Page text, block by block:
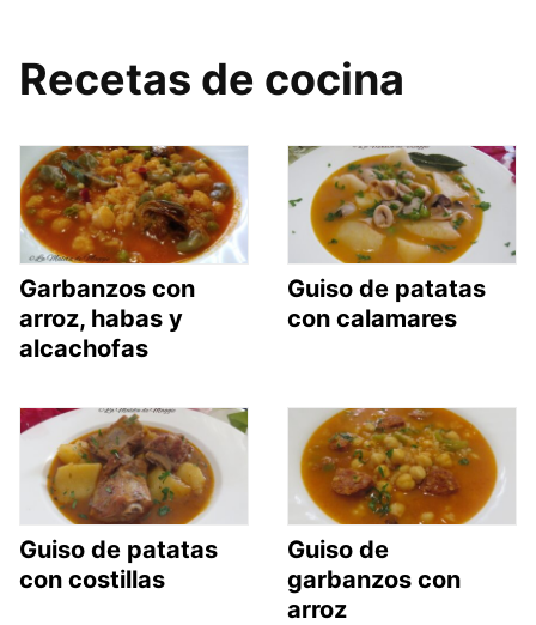
Recetas de cocina
Garbanzos con
arroz, habas y
alcachofas
Guiso de patatas
con calamares
Guiso de patatas
con costillas
Guiso de
garbanzos con
arroz